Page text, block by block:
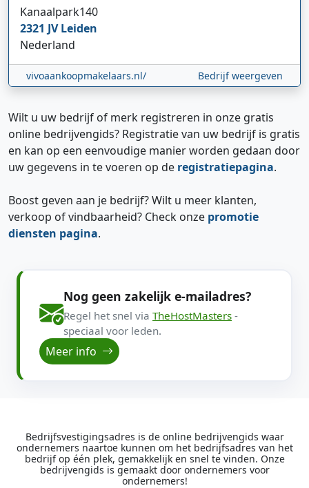
Kanaalpark140
2321 JVLeiden
Nederland
vivoaankoopmakelaars.nl/ Bedrijf weergeven
Wilt u uw bedrijf of merk registreren in onze gratis
online bedrijvengids? Registratie van uw bedrijf is gratis
en kan op een eenvoudige manier worden gedaan door
uw gegevens in te voeren op de registratiepagina.
Boost geven aan je bedrijf? Wilt u meer klanten,
verkoop of vindbaarheid? Check onze promotie
diensten pagina.
Nog geen zakelijk e-mailadres?
Regel het snel via TheHostMasters -
speciaal voor leden.
Meer info
Bedrijfsvestigingsadres is de online bedrijvengids waar
ondernemers naartoe kunnen om het bedrijfsadres van het
bedrijf op één plek, gemakkelijk en snel te vinden. Onze
bedrijvengids is gemaakt door ondernemers voor
ondernemers!